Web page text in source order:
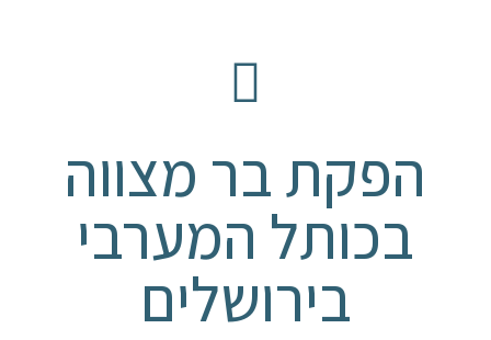
הפקת בר מצווה
בכותל המערבי
בירושלים